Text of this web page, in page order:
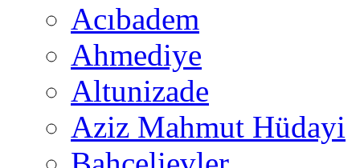
Acıbadem
Ahmediye
Altunizade
Aziz Mahmut Hüdayi